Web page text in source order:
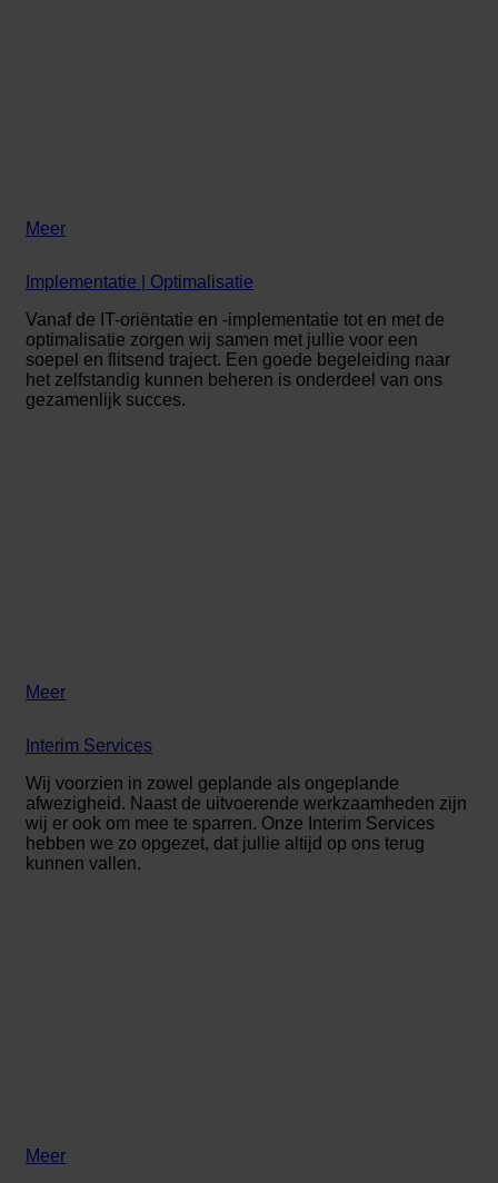
Meer
Implementatie | Optimalisatie
Vanaf de IT-oriëntatie en -implementatie tot en met de
optimalisatie zorgen wij samen met jullie voor een
soepel en flitsend traject. Een goede begeleiding naar
het zelfstandig kunnen beheren is onderdeel van ons
gezamenlijk succes.
Meer
Interim Services
Wij voorzien in zowel geplande als ongeplande
afwezigheid. Naast de uitvoerende werkzaamheden zijn
wij er ook om mee te sparren. Onze Interim Services
hebben we zo opgezet, dat jullie altijd op ons terug
kunnen vallen.
Meer